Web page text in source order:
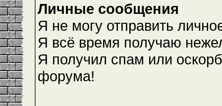
Личные сообщения
Я не могу отправить
Я всё время получаю
Я получил спам или
форума!